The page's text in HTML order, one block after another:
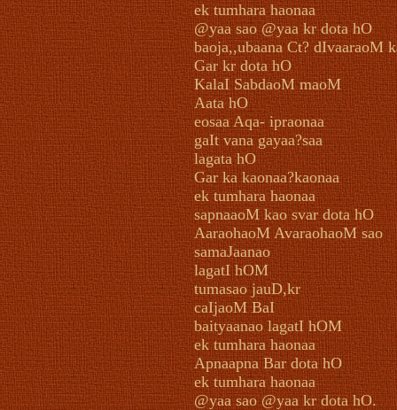
ek tumhara haonaa
@yaa sao @yaa kr dota hO
baoja,,ubaana Ct? dIvaaraoM
Gar kr dota hO
KalaI SabdaoM maoM
Aata hO
eosaa Aqa- ipraonaa
gaIt vana gayaa?saa
lagata hO
Gar ka kaonaa?kaonaa
ek tumhara haonaa
sapnaaoM kao svar dota hO
AaraohaoM AvaraohaoM sao
samaJaanao
lagatI hOM
tumasao jauD,kr
caIjaoM BaI
baityaanao lagatI hOM
ek tumhara haonaa
Apnaapna Bar dota hO
ek tumhara haonaa
@yaa sao @yaa kr dota hO.